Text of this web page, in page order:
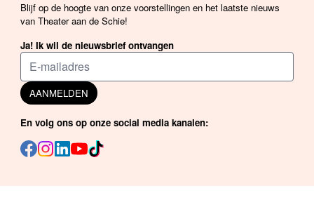
Blijf op de hoogte van onze voorstellingen en het laatste nieuws
van Theater aan de Schie!
Ja! Ik wil de nieuwsbrief ontvangen
AANMELDEN
En volg ons op onze social media kanalen: